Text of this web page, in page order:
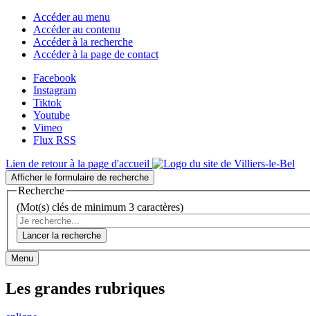
Accéder au menu
Accéder au contenu
Accéder à la recherche
Accéder à la page de contact
Facebook
Instagram
Tiktok
Youtube
Vimeo
Flux RSS
Lien de retour à la page d'accueil
Afficher le formulaire de recherche
Recherche
(Mot(s) clés de minimum 3 caractères)
Lancer la recherche
Menu
Les grandes rubriques